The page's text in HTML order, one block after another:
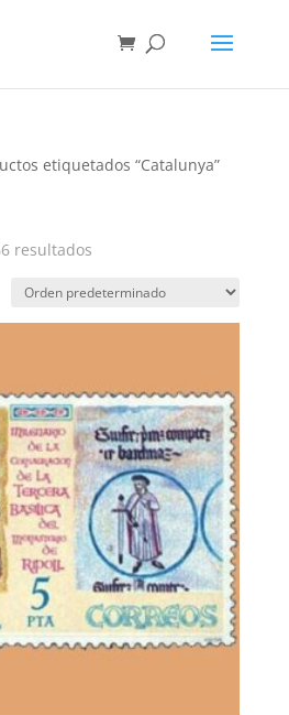
etiquetados “Catalunya”
resultados